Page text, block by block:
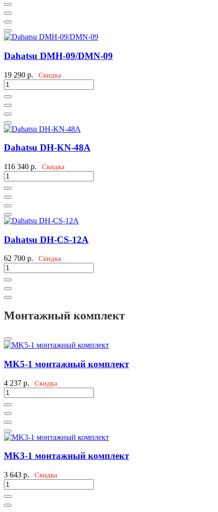
Dahatsu DMH-09/DMN-09
19 290 р. Скидка
Dahatsu DH-KN-48A
116 340 р. Скидка
Dahatsu DH-CS-12A
62 700 р. Скидка
Mонтажный комплект
MK5-1 монтажный комплект
4 237 р. Скидка
MK3-1 монтажный комплект
3 643 р. Скидка